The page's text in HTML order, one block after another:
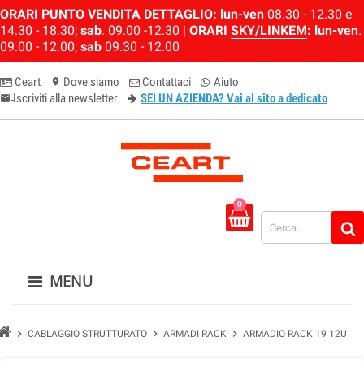
ORARI PUNTO VENDITA DETTAGLIO: lun-ven 08.30 - 12.30 e
14.30 - 18.30; sab. 09.00 -12.30 | ORARI SKY/LINKEM: lun-ven.
09.00 - 12.00; sab 09.30 - 12.00
Ceart location_on Dove siamo Contattaci Aiuto
email-newsletter
Iscriviti alla newsletter SEI UN AZIENDA? Vai al sito a dedicato
0
MENU
chevron_right CABLAGGIO STRUTTURATO chevron_right ARMADI RACK chevron_right ARMADIO RACK 19 12U